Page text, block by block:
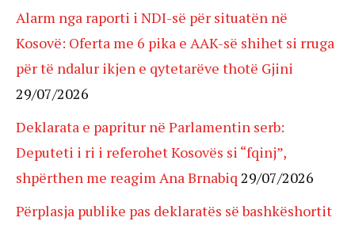
Alarm nga raporti i NDI-së për situatën në
Kosovë: Oferta me 6 pika e AAK-së shihet si rruga
për të ndalur ikjen e qytetarëve thotë Gjini
29/07/2026
Deklarata e papritur në Parlamentin serb:
Deputeti i ri i referohet Kosovës si “fqinj”,
shpërthen me reagim Ana Brnabiq 29/07/2026
Përplasja publike pas deklaratës së bashkëshortit